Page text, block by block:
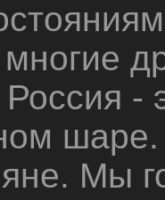
многие
-
Мы